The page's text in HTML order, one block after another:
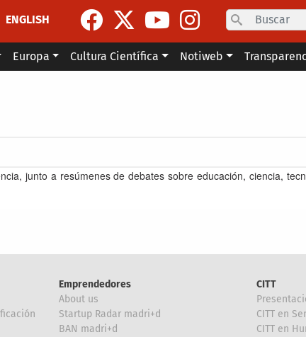
ENGLISH
Europa Cultura Científica Notiweb
junto a resúmenes de debates sobre educación, ciencia,
Emprendedores
About us
Startup Radar madri+d
BAN madri+d
CITT
CITT en
CITT en